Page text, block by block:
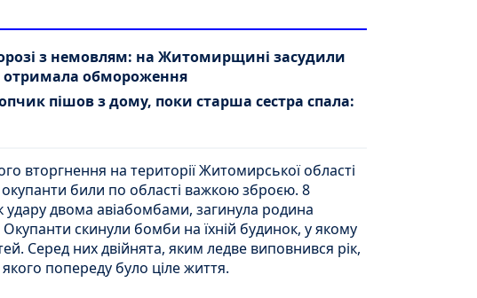
з немовлям: на Житомирщині засудили
отримала обмороження
пішов з дому, поки старша сестра спала:
вторгнення на території Житомирської області
окупанти били по області важкою зброєю. 8
удару двома авіабомбами, загинула родина
скинули бомби на їхній будинок, у якому
Серед них двійнята, яким ледве виповнився рік,
попереду було ціле життя.